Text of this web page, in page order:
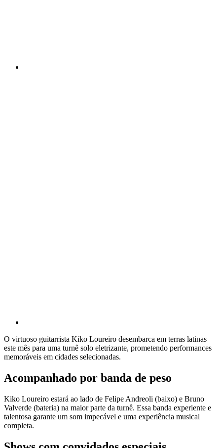
O virtuoso guitarrista Kiko Loureiro desembarca em terras latinas
este mês para uma turnê solo eletrizante, prometendo performances
memoráveis em cidades selecionadas.
Acompanhado por banda de peso
Kiko Loureiro estará ao lado de Felipe Andreoli (baixo) e Bruno
Valverde (bateria) na maior parte da turnê. Essa banda experiente e
talentosa garante um som impecável e uma experiência musical
completa.